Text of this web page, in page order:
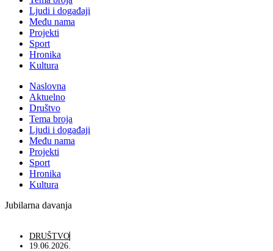
Ljudi i događaji
Među nama
Projekti
Sport
Hronika
Kultura
Naslovna
Aktuelno
Društvo
Tema broja
Ljudi i događaji
Među nama
Projekti
Sport
Hronika
Kultura
Jubilarna davanja
DRUŠTVO
19.06.2026.